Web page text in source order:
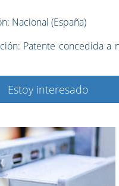
Nacional (España)
Patente concedida a
Estoy interesado